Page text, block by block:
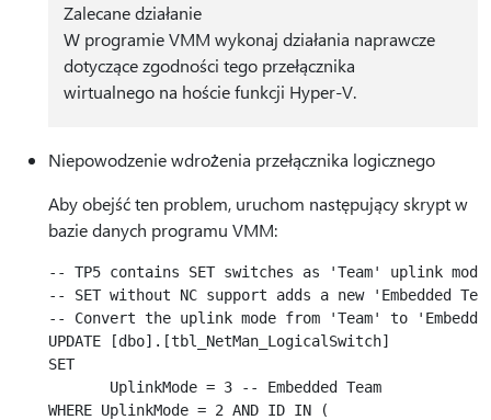
Zalecane działanie
W programie VMM wykonaj działania naprawcze
dotyczące zgodności tego przełącznika
wirtualnego na hoście funkcji Hyper-V.
Niepowodzenie wdrożenia przełącznika logicznego
Aby obejść ten problem, uruchom następujący skrypt w
bazie danych programu VMM:
-- TP5 contains SET switches as 'Team' uplink mode
-- SET without NC support adds a new 'Embedded
-- Convert the uplink mode from 'Team' to
UPDATE [dbo].[tbl_NetMan_LogicalSwitch]
SET
       UplinkMode = 3 -- Embedded Team
WHERE UplinkMode = 2 AND ID IN (